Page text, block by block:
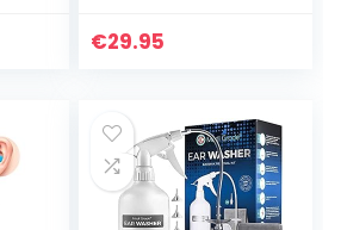
€29.95